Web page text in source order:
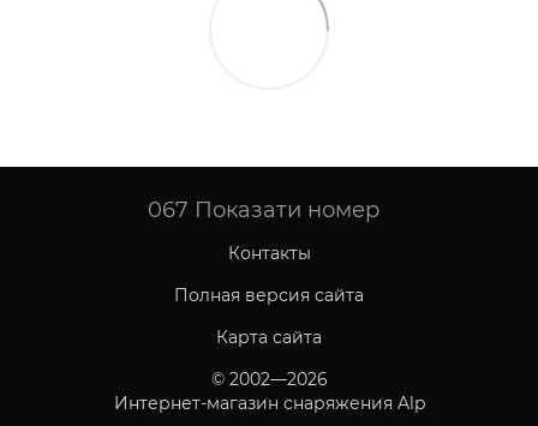
067 Показати номер
Контакты
Полная версия сайта
Карта сайта
© 2002—2026
Интернет-магазин снаряжения Alp